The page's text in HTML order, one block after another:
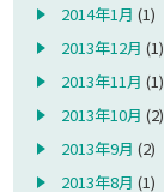
2014年1月 (1)
2013年12月 (1)
2013年11月 (1)
2013年10月 (2)
2013年9月 (2)
2013年8月 (1)